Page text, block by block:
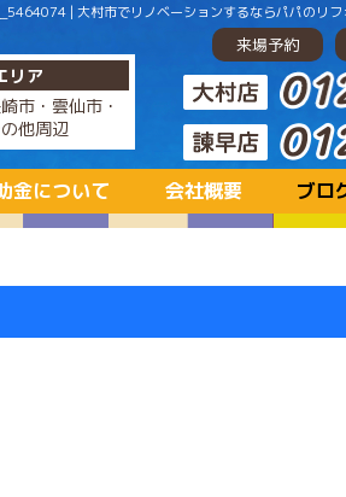
| 大村市でリノベーションするならパパのリ
リア
市・雲仙市・
他周辺
来場予約
金について 会社概要 ブロ